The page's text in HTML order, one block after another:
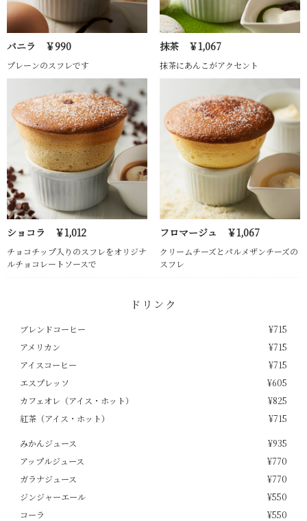
バニラ ￥990
プレーンのスフレです
抹茶 ￥1,067
抹茶にあんこがアクセント
ショコラ ￥1,012
チョコチップ入りのスフレをオリジナ
ルチョコレートソースで
フロマージュ ￥1,067
クリームチーズとパルメザンチーズの
スフレ
ドリンク
ブレンドコーヒー
¥715
アメリカン
¥715
アイスコーヒー
¥715
エスプレッソ
¥605
カフェオレ（アイス・ホット）
¥825
紅茶（アイス・ホット）
¥715
みかんジュース
¥935
アップルジュース
¥770
ガラナジュース
¥770
ジンジャーエール
¥550
コーラ
¥550